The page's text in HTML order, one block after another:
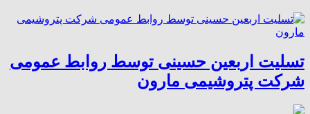
تسلیت اربعین حسینی توسط روابط عمومی
شرکت پتروشیمی مارون